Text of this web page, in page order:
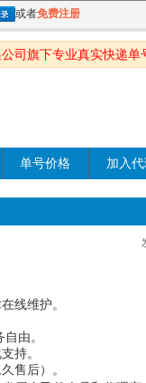
或者免费注册
司旗下专业真实快递
单号价格 加入
线维护。
由。
持。
售后）。